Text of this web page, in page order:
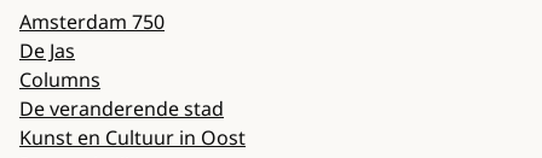
Amsterdam 750
De Jas
Columns
De veranderende stad
Kunst en Cultuur in Oost